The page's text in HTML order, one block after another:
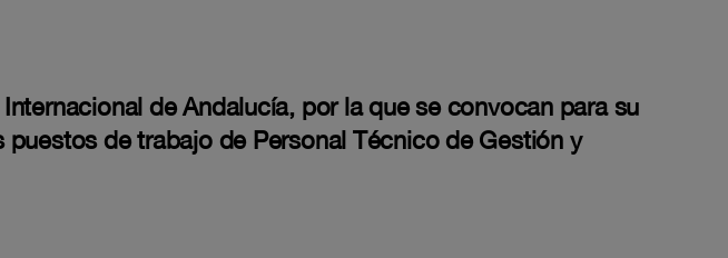
de Andalucía, por la que se convocan para su
de trabajo de Personal Técnico de Gestión y